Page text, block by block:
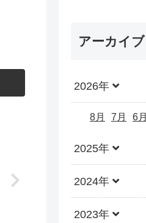
アーカイブ
2026年
8月 7月 6月
2025年
2024年
2023年